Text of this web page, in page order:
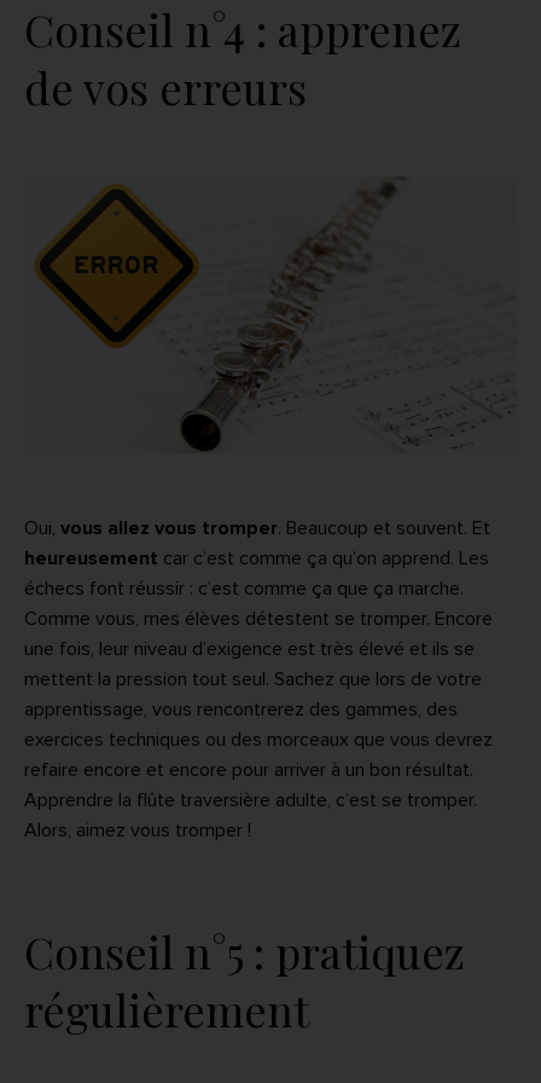
Conseil n°4 : apprenez
de vos erreurs
Oui, vous allez vous tromper. Beaucoup et souvent. Et
heureusement car c’est comme ça qu’on apprend. Les
échecs font réussir : c’est comme ça que ça marche.
Comme vous, mes élèves détestent se tromper. Encore
une fois, leur niveau d’exigence est très élevé et ils se
mettent la pression tout seul. Sachez que lors de votre
apprentissage, vous rencontrerez des gammes, des
exercices techniques ou des morceaux que vous devrez
refaire encore et encore pour arriver à un bon résultat.
Apprendre la flûte traversière adulte, c’est se tromper.
Alors, aimez vous tromper !
Conseil n°5 : pratiquez
régulièrement